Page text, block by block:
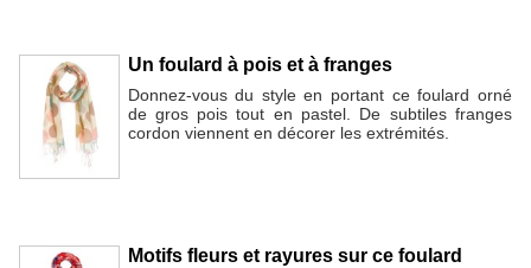
Un foulard à pois et à franges
Donnez-vous du style en portant ce foulard orné
de gros pois tout en pastel. De subtiles franges
cordon viennent en décorer les extrémités.
Motifs fleurs et rayures sur ce foulard